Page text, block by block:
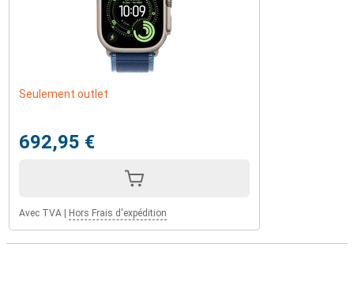
Seulement outlet
692,95 €
Avec TVA Hors Frais d'expédition